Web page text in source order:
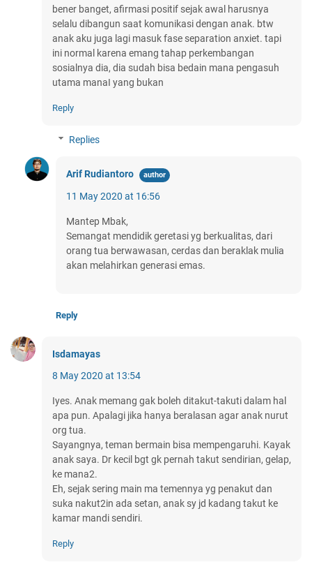
bener banget, afirmasi positif sejak awal harusnya
selalu dibangun saat komunikasi dengan anak. btw
anak aku juga lagi masuk fase separation anxiet. tapi
ini normal karena emang tahap perkembangan
sosialnya dia, dia sudah bisa bedain mana pengasuh
utama manaI yang bukan
Reply
Replies
Arif Rudiantoro
11 May 2020 at 16:56
Mantep Mbak,
Semangat mendidik geretasi yg berkualitas, dari
orang tua berwawasan, cerdas dan beraklak mulia
akan melahirkan generasi emas.
Reply
Isdamayas
8 May 2020 at 13:54
Iyes. Anak memang gak boleh ditakut-takuti dalam hal
apa pun. Apalagi jika hanya beralasan agar anak nurut
org tua.
Sayangnya, teman bermain bisa mempengaruhi. Kayak
anak saya. Dr kecil bgt gk pernah takut sendirian, gelap,
ke mana2.
Eh, sejak sering main ma temennya yg penakut dan
suka nakut2in ada setan, anak sy jd kadang takut ke
kamar mandi sendiri.
Reply